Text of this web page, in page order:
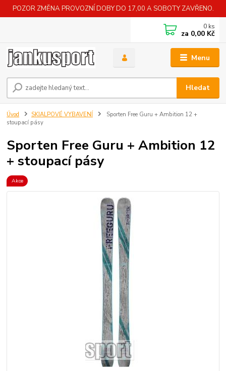
POZOR ZMĚNA PROVOZNÍ DOBY DO 17,00 A SOBOTY ZAVŘENO.
Menu
Hledat
0 ks
za 0,00 Kč
Úvod SKIALPOVÉ VYBAVENÍ
Sporten Free Guru + Ambition 12 +
stoupací pásy
Sporten Free Guru + Ambition 12
+ stoupací pásy
Akce